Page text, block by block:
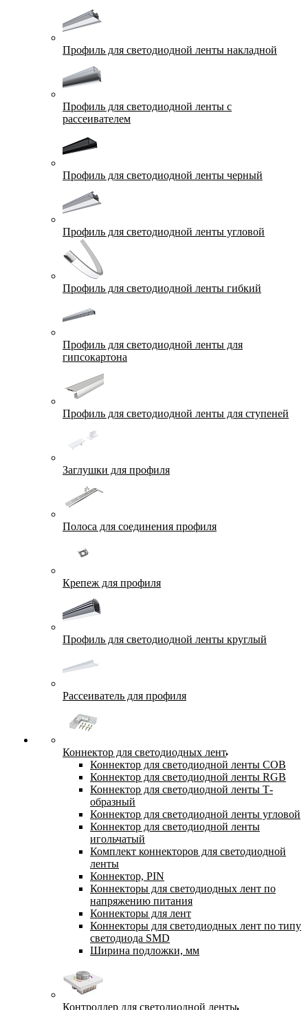
Профиль для светодиодной ленты накладной
Профиль для светодиодной ленты с
рассеивателем
Профиль для светодиодной ленты черный
Профиль для светодиодной ленты угловой
Профиль для светодиодной ленты гибкий
Профиль для светодиодной ленты для
гипсокартона
Профиль для светодиодной ленты для ступеней
Заглушки для профиля
Полоса для соединения профиля
Крепеж для профиля
Профиль для светодиодной ленты круглый
Рассеиватель для профиля
Коннектор для светодиодных лент
Коннектор для светодиодной ленты COB
Коннектор для светодиодной ленты RGB
Коннектор для светодиодной ленты Т-
образный
Коннектор для светодиодной ленты угловой
Коннектор для светодиодной ленты
игольчатый
Комплект коннекторов для светодиодной
ленты
Коннектор, PIN
Коннекторы для светодиодных лент по
напряжению питания
Коннекторы для лент
Коннекторы для светодиодных лент по типу
светодиода SMD
Ширина подложки, мм
Контроллер для светодиодной ленты